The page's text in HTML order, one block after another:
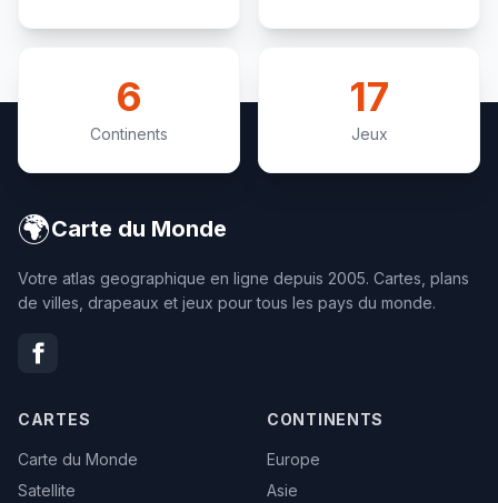
6
Continents
17
Jeux
🌍Carte du Monde
Votre atlas geographique en ligne depuis 2005. Cartes, plans
de villes, drapeaux et jeux pour tous les pays du monde.
CARTES
Carte du Monde
Satellite
CONTINENTS
Europe
Asie